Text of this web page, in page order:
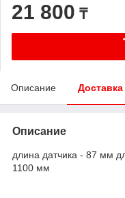
21 800 ₸
Описание Доставка
Описание
длина датчика - 87 мм
1100 мм